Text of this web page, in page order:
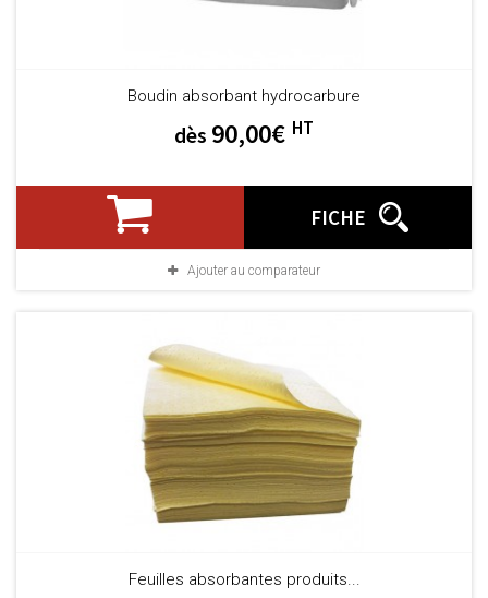
Boudin absorbant hydrocarbure
dès 90,00€ HT
FICHE
Ajouter au comparateur
Feuilles absorbantes produits...